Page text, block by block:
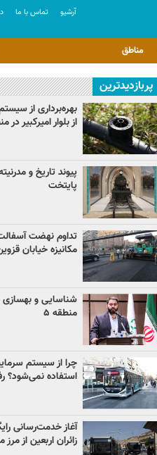
آرشيو تماس با ما
مناطق
پربازدیدترین
از بلوار امیرکبیر در
پیوند تاریخ و
پایتخت
مکانیزه خیابان
شناسایی و
منطقه ۵
چرا از سیستم
استفاده نمی‌شود؟ رفع
آغاز خدمت‌رسانی
زائران اربعین از